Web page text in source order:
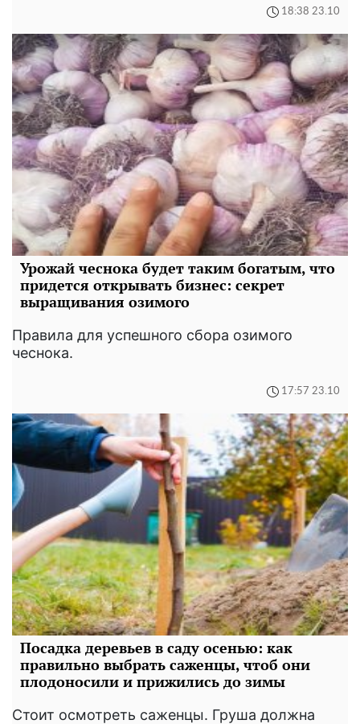
18:38 23.10
Урожай чеснока будет таким богатым, что
придется открывать бизнес: секрет
выращивания озимого
Правила для успешного сбора озимого
чеснока.
17:57 23.10
Посадка деревьев в саду осенью: как
правильно выбрать саженцы, чтоб они
плодоносили и прижились до зимы
Стоит осмотреть саженцы. Груша должна